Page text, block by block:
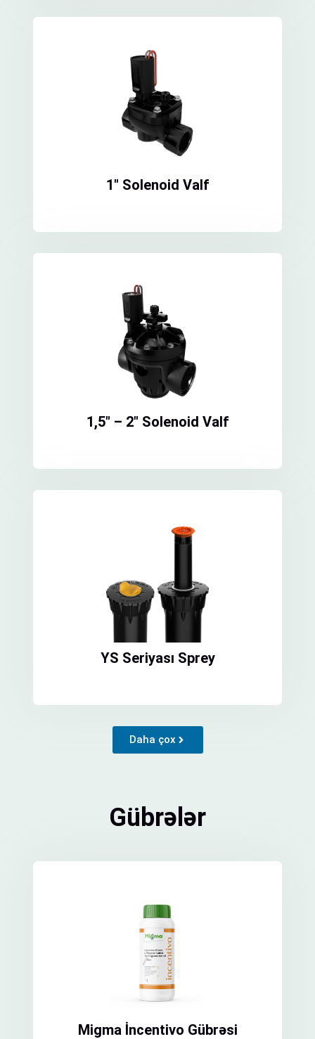
1″ Solenoid Valf
1,5″ – 2″ Solenoid Valf
YS Seriyası Sprey
Daha çox
Gübrələr
Migma İncentivo Gübrəsi